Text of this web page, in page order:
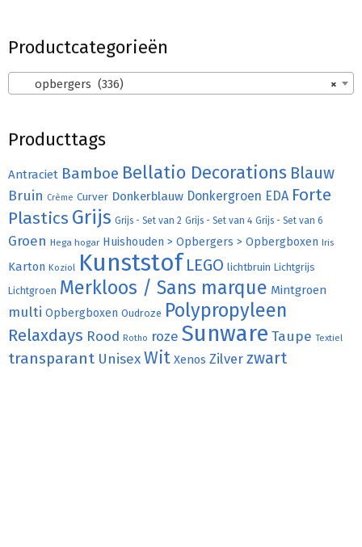
Productcategorieën
×
opbergers (336)
Producttags
Antraciet Bamboe Bellatio Decorations Blauw
Bruin Crème Curver Donkerblauw Donkergroen EDA Forte
Plastics Grijs Grijs - Set van 2 Grijs - Set van 4 Grijs - Set van 6
Groen Hega hogar Huishouden > Opbergers > Opbergboxen Iris
Karton Koziol Kunststof LEGO lichtbruin Lichtgrijs
Lichtgroen Merkloos / Sans marque Mintgroen
multi Opbergboxen Oudroze Polypropyleen
Relaxdays Rood Rotho roze Sunware Taupe Textiel
transparant UnisexWit Xenos Zilver zwart